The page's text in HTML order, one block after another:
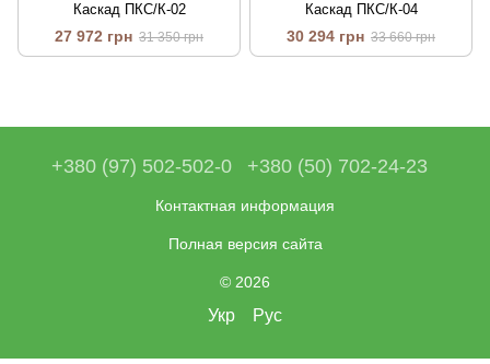
Каскад ПКС/К-02
27 972 грн 31 350 грн
Каскад ПКС/К-04
30 294 грн 33 660 грн
+380 (97) 502-502-0 +380 (50) 702-24-23
Контактная информация
Полная версия сайта
© 2026
Укр Рус